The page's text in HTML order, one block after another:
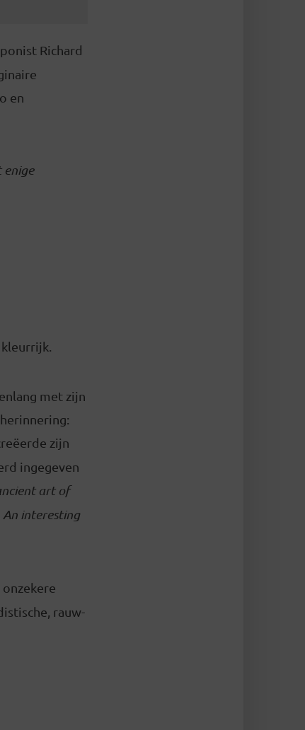
Richard
en
enige
met zijn
zijn
ingegeven
art of
interesting
rauw-